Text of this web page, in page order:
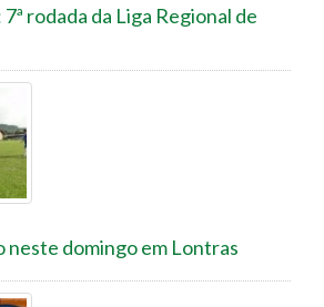
rodada da Liga Regional de
neste domingo em Lontras